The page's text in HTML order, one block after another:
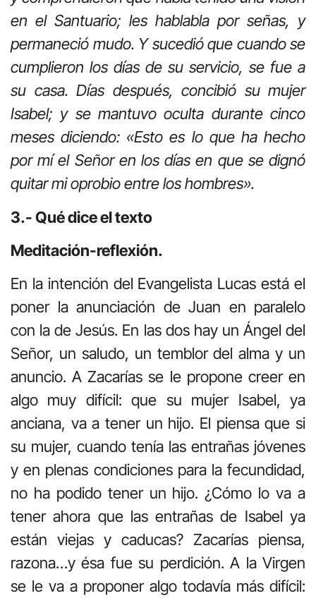
en el Santuario; les hablabla por señas, y
permaneció mudo. Y sucedió que cuando se
cumplieron los días de su servicio, se fue a
su casa. Días después, concibió su mujer
Isabel; y se mantuvo oculta durante cinco
meses diciendo: «Esto es lo que ha hecho
por mí el Señor en los días en que se dignó
quitar mi oprobio entre los hombres».
3.- Qué dice el texto
Meditación-reflexión.
En la intención del Evangelista Lucas está el
poner la anunciación de Juan en paralelo
con la de Jesús. En las dos hay un Ángel del
Señor, un saludo, un temblor del alma y un
anuncio. A Zacarías se le propone creer en
algo muy difícil: que su mujer Isabel, ya
anciana, va a tener un hijo. El piensa que si
su mujer, cuando tenía las entrañas jóvenes
y en plenas condiciones para la fecundidad,
no ha podido tener un hijo. ¿Cómo lo va a
tener ahora que las entrañas de Isabel ya
están viejas y caducas? Zacarías piensa,
razona…y ésa fue su perdición. A la Virgen
se le va a proponer algo todavía más difícil: